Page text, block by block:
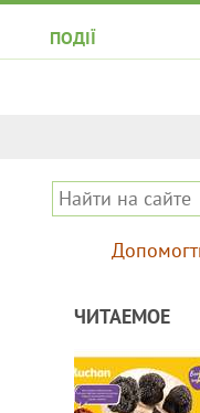
ПОДІЇ
ЧИТАЕМОЕ